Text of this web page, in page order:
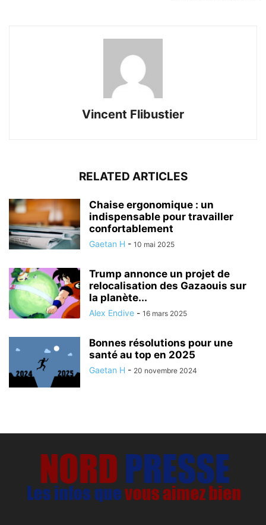
Vincent Flibustier
RELATED ARTICLES
Chaise ergonomique : un
indispensable pour travailler
confortablement
Gaetan H - 10 mai 2025
Trump annonce un projet de
relocalisation des Gazaouis sur
la planète...
Alex Endive - 16 mars 2025
Bonnes résolutions pour une
santé au top en 2025
Gaetan H - 20 novembre 2024